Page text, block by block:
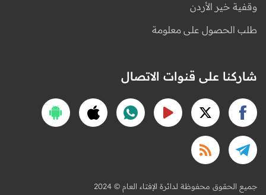
وقفية خير الأردن
طلب الحصول على معلومة
شاركنا على قنوات الاتصال
2024 © جميع الحقوق محفوظة لدائرة الإفتاء العام